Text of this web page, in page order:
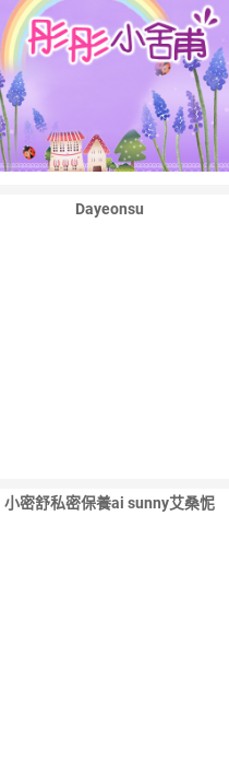
Dayeonsu
小密舒私密保養ai sunny艾桑怩